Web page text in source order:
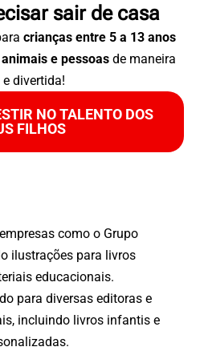
sair de casa
crianças entre 5 a 13 anos
animais e pessoasde maneira
divertida!
NO TALENTO DOS
FILHOS
como o Grupo
ilustrações para livros
educacionais.
para diversas editoras e
incluindo livros infantis e